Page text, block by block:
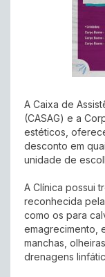
A Caixa de
(CASAG) e a
estéticos,
desconto em
unidade de
A Clínica possui
reconhecida
como os para
emagrecimento,
manchas,
drenagens